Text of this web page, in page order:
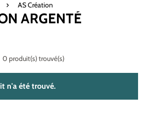
AS Création
ARGENTÉ
0 produit(s) trouvé(s)
n'a été trouvé.